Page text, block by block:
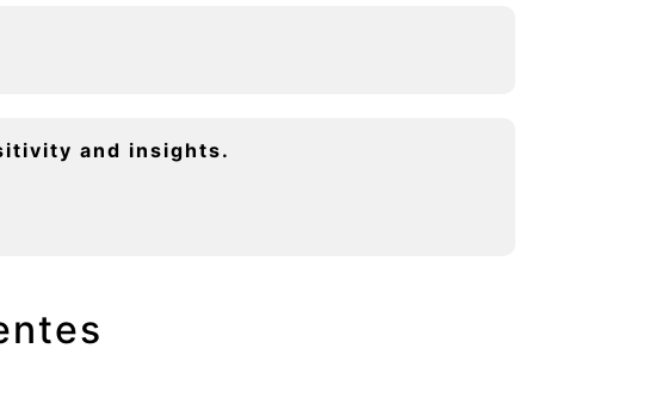
and insights.